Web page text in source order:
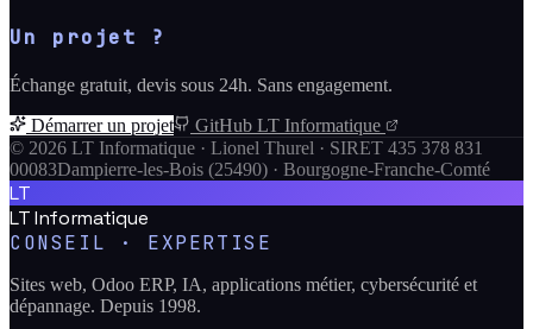
Un projet ?
Échange gratuit, devis sous 24h. Sans engagement.
Démarrer un projet
GitHub LT Informatique
© 2026 LT Informatique · Lionel Thurel · SIRET 435 378 831
00083Dampierre-les-Bois (25490) · Bourgogne-Franche-Comté
LT
LT Informatique
CONSEIL · EXPERTISE
Sites web, Odoo ERP, IA, applications métier, cybersécurité et
dépannage. Depuis 1998.